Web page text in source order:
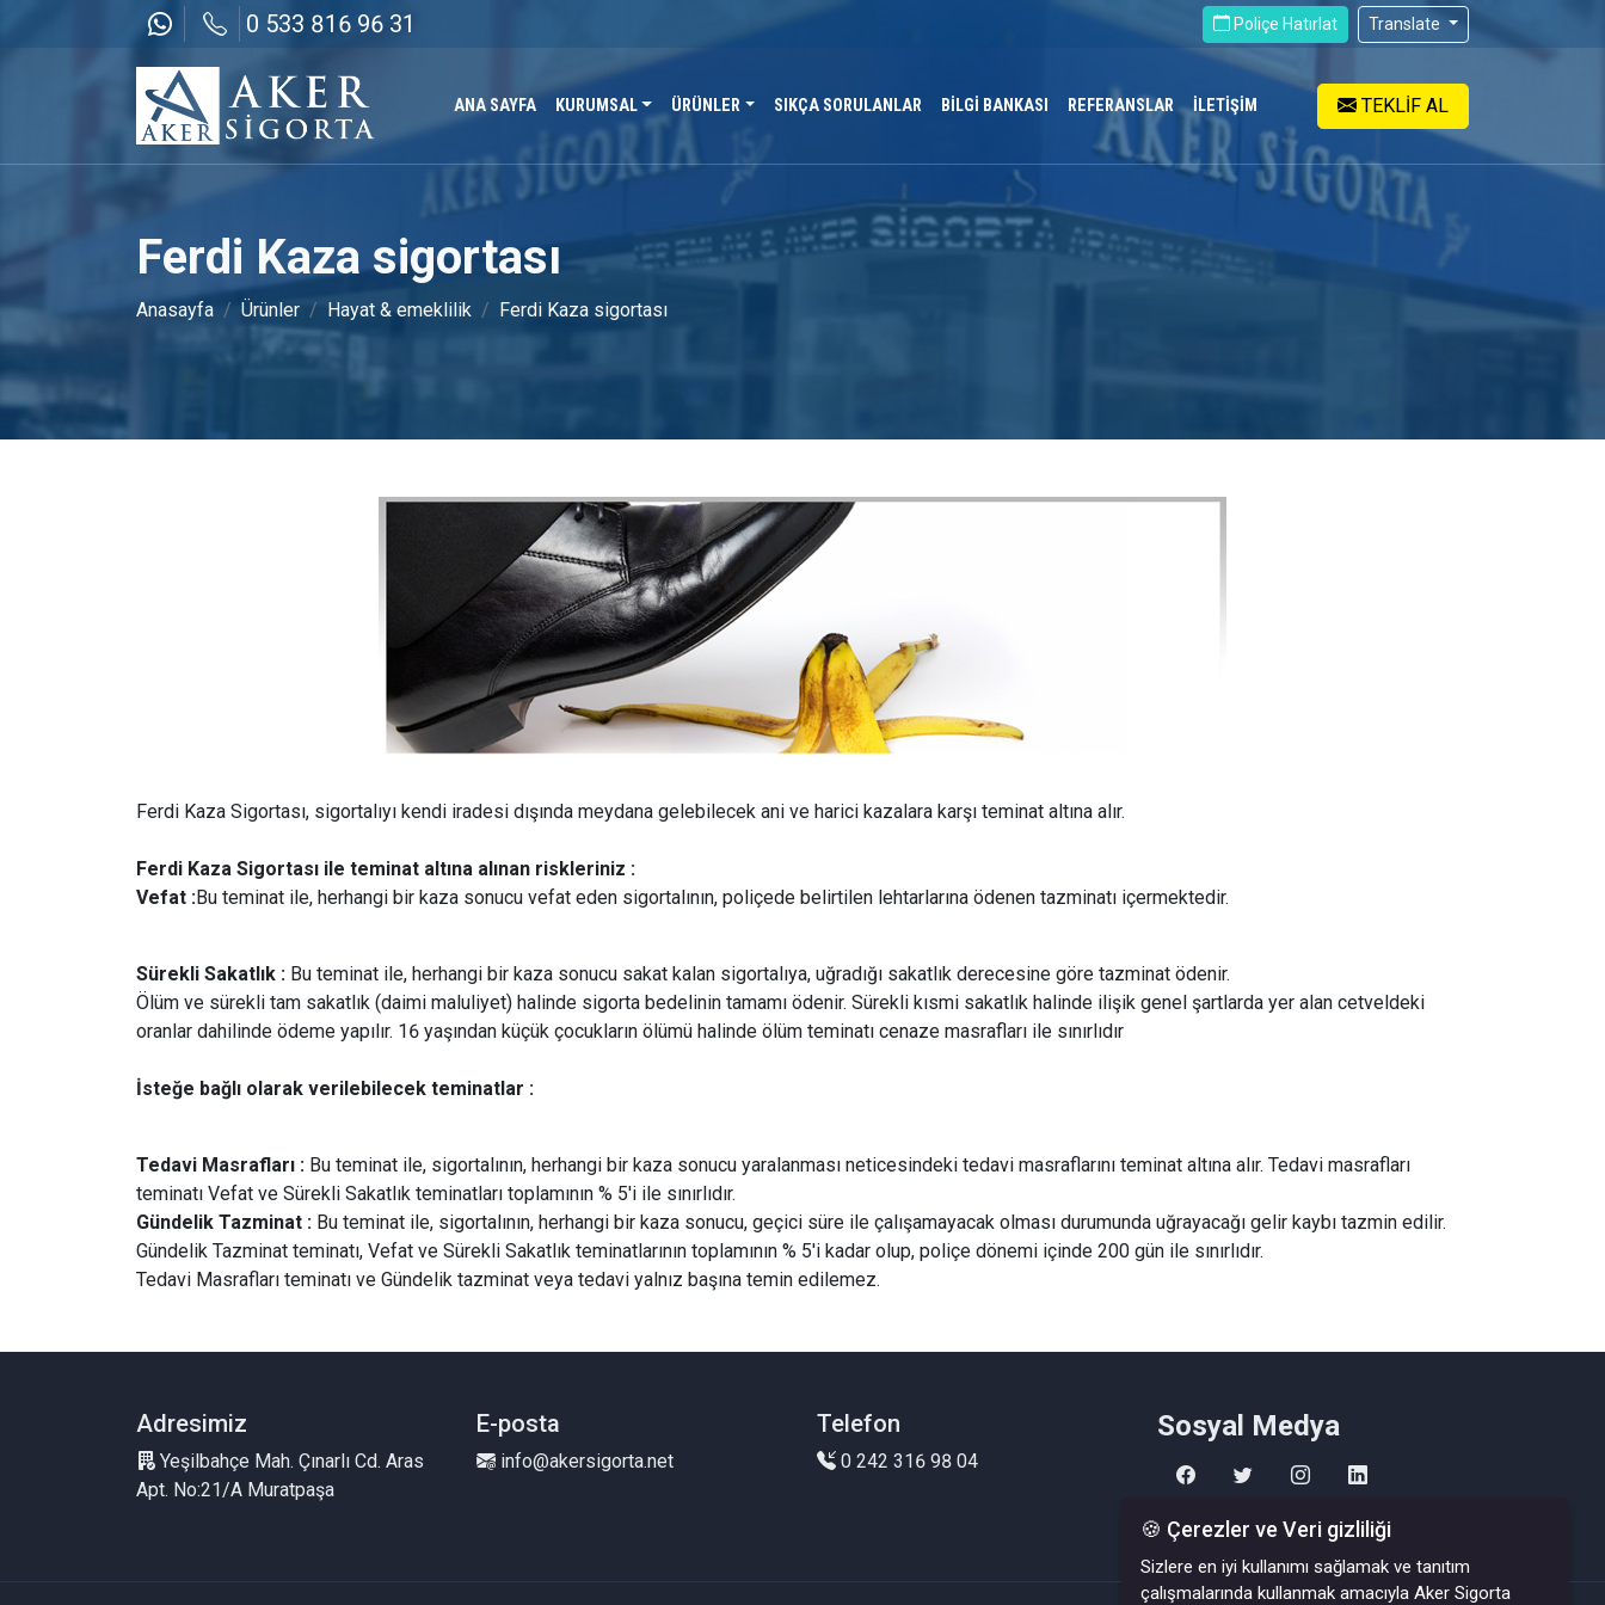
0 533 816 96 31 Poliçe Hatırlat Translate
ANA SAYFA KURUMSAL ÜRÜNLER SIKÇA SORULANLAR BİLGİ BANKASI REFERANSLAR İLETİŞİM TEKLİF AL
Ferdi Kaza sigortası
Anasayfa Ürünler Hayat & emeklilik Ferdi Kaza sigortası
Ferdi Kaza Sigortası, sigortalıyı kendi iradesi dışında meydana gelebilecek ani ve harici kazalara karşı teminat altına alır.
Ferdi Kaza Sigortası ile teminat altına alınan riskleriniz :
Vefat :Bu teminat ile, herhangi bir kaza sonucu vefat eden sigortalının, poliçede belirtilen lehtarlarına ödenen tazminatı içermektedir.
Sürekli Sakatlık : Bu teminat ile, herhangi bir kaza sonucu sakat kalan sigortalıya, uğradığı sakatlık derecesine göre tazminat ödenir.
Ölüm ve sürekli tam sakatlık (daimi maluliyet) halinde sigorta bedelinin tamamı ödenir. Sürekli kısmi sakatlık halinde ilişik genel şartlarda yer alan cetveldeki
oranlar dahilinde ödeme yapılır. 16 yaşından küçük çocukların ölümü halinde ölüm teminatı cenaze masrafları ile sınırlıdır
İsteğe bağlı olarak verilebilecek teminatlar :
Tedavi Masrafları : Bu teminat ile, sigortalının, herhangi bir kaza sonucu yaralanması neticesindeki tedavi masraflarını teminat altına alır. Tedavi masrafları
teminatı Vefat ve Sürekli Sakatlık teminatları toplamının % 5'i ile sınırlıdır.
Gündelik Tazminat : Bu teminat ile, sigortalının, herhangi bir kaza sonucu, geçici süre ile çalışamayacak olması durumunda uğrayacağı gelir kaybı tazmin edilir.
Gündelik Tazminat teminatı, Vefat ve Sürekli Sakatlık teminatlarının toplamının % 5'i kadar olup, poliçe dönemi içinde 200 gün ile sınırlıdır.
Tedavi Masrafları teminatı ve Gündelik tazminat veya tedavi yalnız başına temin edilemez.
Adresimiz
Yeşilbahçe Mah. Çınarlı Cd. Aras
Apt. No:21/A Muratpaşa
E-posta
info@akersigorta.net
Telefon
0 242 316 98 04
Sosyal Medya
🍪 Çerezler ve Veri gizliliği
Sizlere en iyi kullanımı sağlamak ve tanıtım
çalışmalarında kullanmak amacıyla Aker Sigorta